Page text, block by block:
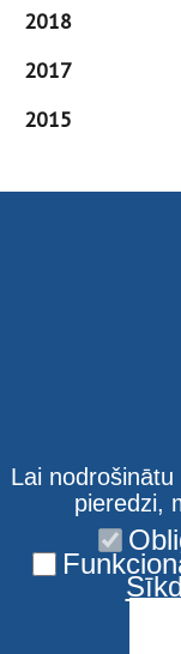
2018
2017
2015
Privacy
Lai
pieredzi,